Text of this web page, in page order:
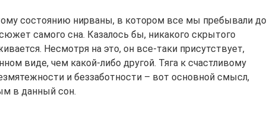
состоянию нирваны, в котором все мы пребывали до
самого сна. Казалось бы, никакого скрытого
Несмотря на это, он все-таки присутствует,
виде, чем какой-либо другой. Тяга к счастливому
и беззаботности – вот основной смысл,
в данный сон.